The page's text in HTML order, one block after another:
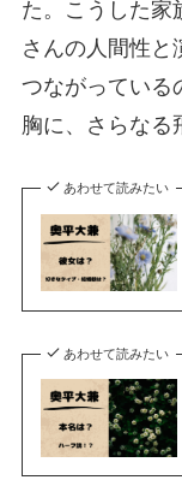
た。こうした家
さんの人間性と
つながっている
胸に、さらなる
あわせて読みたい
あわせて読みたい